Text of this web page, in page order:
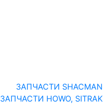
ЗАПЧАСТИ SHACMAN
ЗАПЧАСТИ HOWO, SITRAK